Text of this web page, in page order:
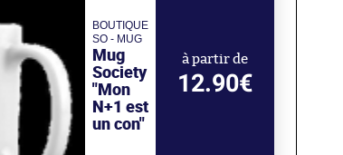
BOUTIQUE
SO - MUG
Mug
Society
"Mon
N+1 est
un con"
à partir de
12.90€